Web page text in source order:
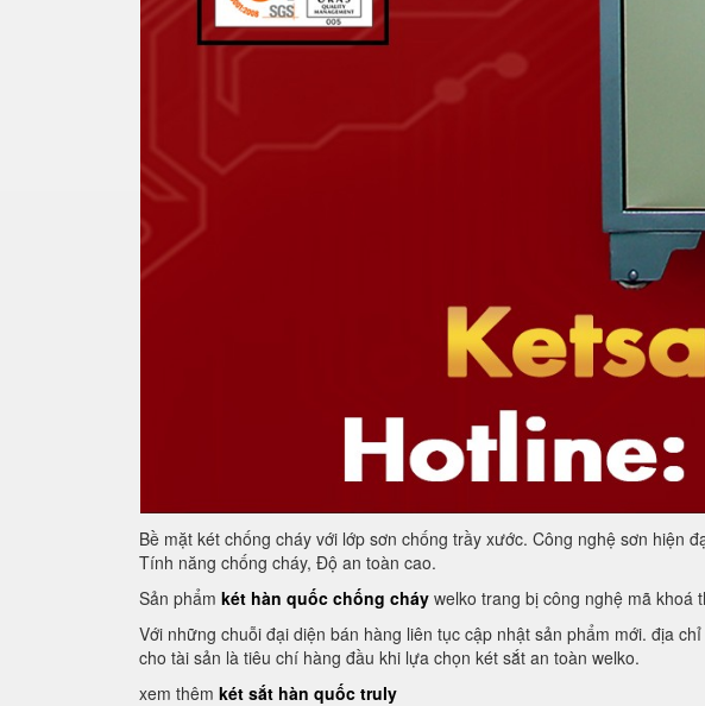
Bề mặt két chống cháy với lớp sơn chống trầy xước. Công nghệ sơn hiện
Tính năng chống cháy, Độ an toàn cao.
Sản phẩm két hàn quốc chống cháy welko trang bị công nghệ mã khoá
Với những chuỗi đại diện bán hàng liên tục cập nhật sản phẩm mới. địa
cho tài sản là tiêu chí hàng đầu khi lựa chọn két sắt an toàn welko.
xem thêm két sắt hàn quốc truly